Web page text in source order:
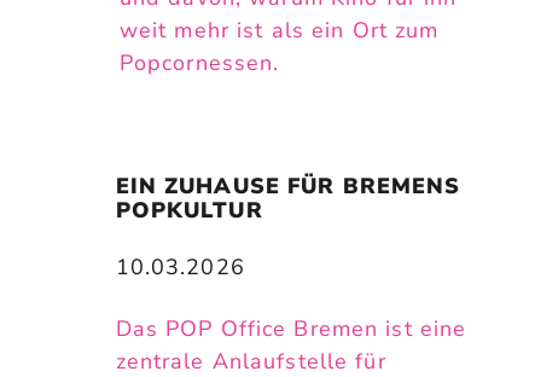
weit mehr ist als ein Ort zum
Popcornessen.
EIN ZUHAUSE FÜR BREMENS
POPKULTUR
10.03.2026
Das POP Office Bremen ist eine
zentrale Anlaufstelle für